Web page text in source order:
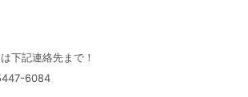
下記連絡先まで！
6084